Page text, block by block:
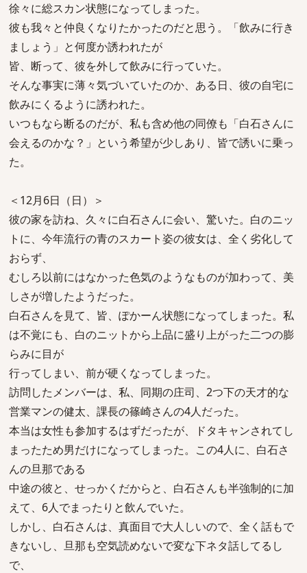
徐々に総スカン状態になってしまった。
彼も我々と仲良くなりたかったのだと思う。「飲みに行き
ましょう」と何度か誘われたが
皆、断って、彼を外して飲みに行っていた。
そんな事実に薄々気づいていたのか、ある日、彼の自宅に
飲みにくるように誘われた。
いつもなら断るのだが、私も含め他の同僚も「白石さんに
会えるのかな？」という希望が少しあり、皆で誘いに乗っ
た。
＜12月6日（日）＞
彼の家を訪ね、久々に白石さんに会い、驚いた。白のニッ
トに、今年流行の青のスカート姿の彼女は、全く劣化して
おらず、
むしろ以前にはなかった色気のようなものが加わって、美
しさが増したようだった。
白石さんを見て、皆、ぽかーん状態になってしまった。私
は不覚にも、白のニットから上品に盛り上がった二つの膨
らみに目が
行ってしまい、前が硬くなってしまった。
訪問したメンバーは、私、同期の庄司、2つ下の天才的な
営業マンの健太、課長の篠崎さんの4人だった。
本当は女性も参加するはずだったが、ドタキャンされてし
まったため男だけになってしまった。この4人に、白石さ
んの旦那である
中途の彼と、せっかくだからと、白石さんも半強制的に加
えて、6人でまったりと飲んでいた。
しかし、白石さんは、真面目で大人しいので、全く話もで
きないし、旦那も空気読めないで変な下ネタ話してるし
で、